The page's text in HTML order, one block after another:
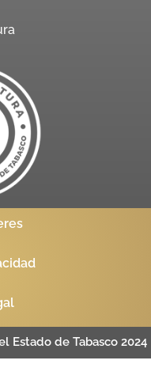
Estado de Tabasco 2024